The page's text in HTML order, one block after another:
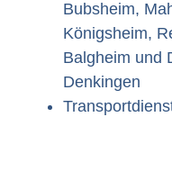
Bubsheim,
Königsheim,
Balgheim und
Denkingen